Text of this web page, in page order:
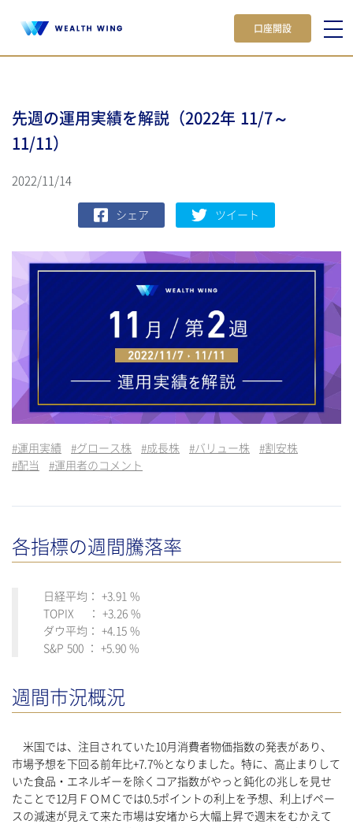
口座開設
先週の運用実績を解説（2022年 11/7～
11/11）
2022/11/14
シェア ツイート
#運用実績 #グロース株 #成長株 #バリュー株 #割安株
#配当 #運用者のコメント
各指標の週間騰落率
日経平均： +3.91 %
TOPIX ： +3.26 %
ダウ平均： +4.15 %
S&P 500 ： +5.90 %
週間市況概況
米国では、注目されていた10月消費者物価指数の発表があり、
市場予想を下回る前年比+7.7％となりました。特に、高止まりして
いた食品・エネルギーを除くコア指数がやっと鈍化の兆しを見せ
たことで12月ＦＯＭＣでは0.5ポイントの利上を予想、利上げペー
スの減速が見えて来た市場は安堵から大幅上昇で週末をむかえて